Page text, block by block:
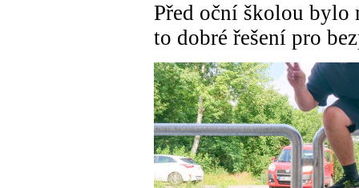
Před oční školou bylo
to dobré řešení pro